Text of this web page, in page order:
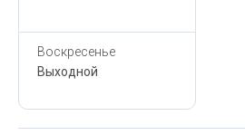
Воскресенье
Выходной